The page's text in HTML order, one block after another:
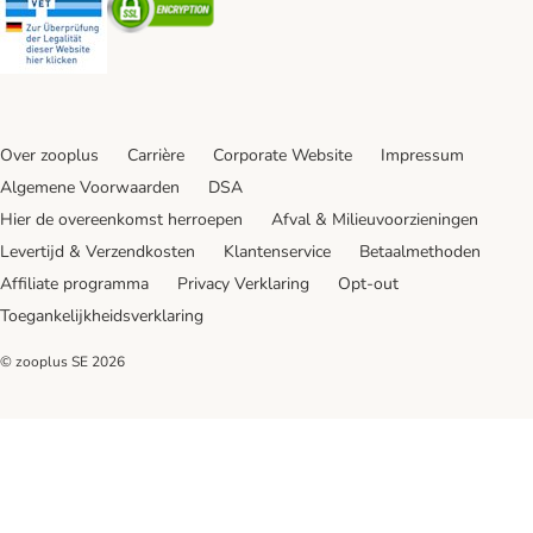
Over zooplus Carrière Corporate Website
Impressum
Algemene Voorwaarden
DSA
Hier de overeenkomst herroepen
Afval & Milieuvoorzieningen
Levertijd & Verzendkosten
Klantenservice
Betaalmethoden
Affiliate programma
Privacy Verklaring
Opt-out
Toegankelijkheidsverklaring
© zooplus SE 2026